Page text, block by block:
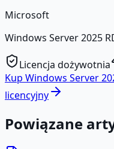
Microsoft
Windows Server 2025
Licencja dożywotnia
Kup Windows Server
licencyjny
Powiązane